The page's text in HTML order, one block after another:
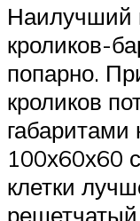
Наилучший
кроликов-
попарно.
кроликов
100х60х60
клетки
решетчатый